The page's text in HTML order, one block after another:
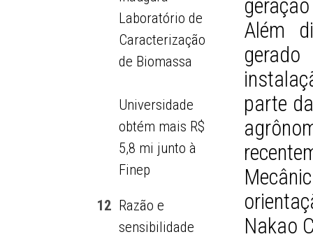
Laboratório de
Caracterização
de Biomassa
Universidade
obtém mais R$
5,8 mi junto à
Finep
12 Razão e
sensibilidade
Além
parte
Nakao